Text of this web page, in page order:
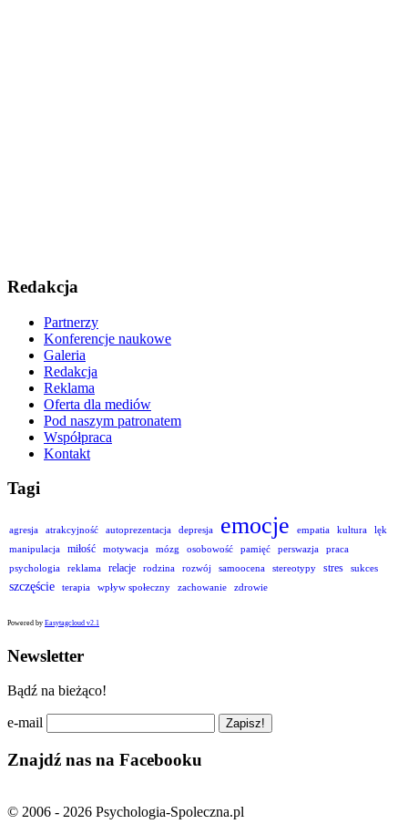
Redakcja
Partnerzy
Konferencje naukowe
Galeria
Redakcja
Reklama
Oferta dla mediów
Pod naszym patronatem
Współpraca
Kontakt
Tagi
agresja atrakcyjność autoprezentacja depresja emocje empatia kultura
lęk
manipulacja
miłość motywacja mózg osobowość pamięć perswazja
praca
psychologia
reklama relacje rodzina rozwój samoocena stereotypy stres sukces
szczęście terapia wpływ społeczny zachowanie zdrowie
Powered by Easytagcloud v2.1
Newsletter
Bądź na bieżąco!
e-mail
Znajdź nas na Facebooku
© 2006 - 2026 Psychologia-Spoleczna.pl